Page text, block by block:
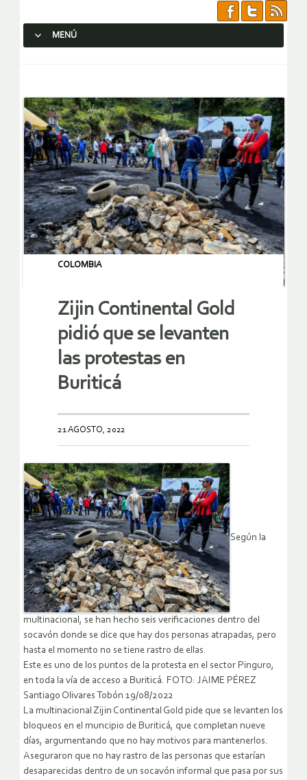
MENÚ
COLOMBIA
Zijin Continental Gold
pidió que se levanten
las protestas en
Buriticá
21 AGOSTO, 2022
Según la
multinacional, se han hecho seis verificaciones dentro del
socavón donde se dice que hay dos personas atrapadas, pero
hasta el momento no se tiene rastro de ellas.
Este es uno de los puntos de la protesta en el sector Pinguro,
en toda la vía de acceso a Buriticá. FOTO: JAIME PÉREZ
Santiago Olivares Tobón 19/08/2022
La multinacional Zijin Continental Gold pide que se levanten los
bloqueos en el muncipio de Buriticá, que completan nueve
días, argumentando que no hay motivos para mantenerlos.
Aseguraron que no hay rastro de las personas que estarían
desaparecidas dentro de un socavón informal que pasa por sus